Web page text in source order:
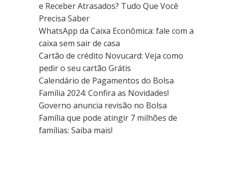
e Receber Atrasados? Tudo Que Você
Precisa Saber
WhatsApp da Caixa Econômica: fale com a
caixa sem sair de casa
Cartão de crédito Novucard: Veja como
pedir o seu cartão Grátis
Calendário de Pagamentos do Bolsa
Família 2024: Confira as Novidades!
Governo anuncia revisão no Bolsa
Família que pode atingir 7 milhões de
famílias: Saiba mais!